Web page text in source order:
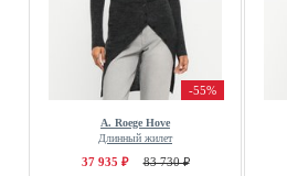
-55%
A. Roege Hove
Длинный жилет
37 935 ₽ 83 730 ₽